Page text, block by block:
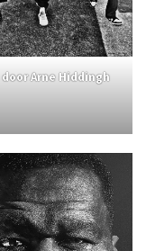
door Arne Hiddingh